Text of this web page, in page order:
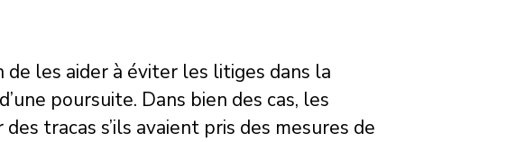
les aider à éviter les litiges dans la
poursuite. Dans bien des cas, les
tracas s’ils avaient pris des mesures de